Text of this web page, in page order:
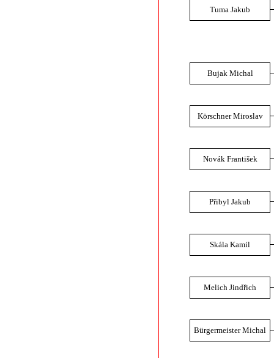
Tuma Jakub
Bujak Michal
Körschner Miroslav
Novák František
Přibyl Jakub
Skála Kamil
Melich Jindřich
Bürgermeister Michal